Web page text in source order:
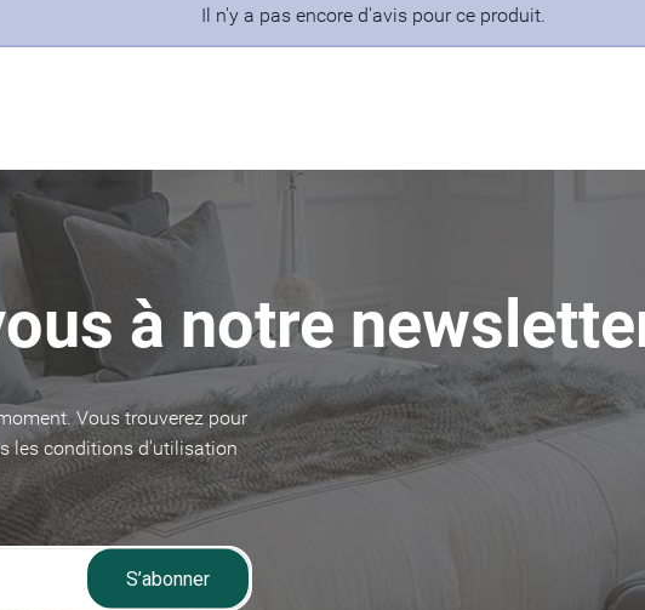
Il n'y a pas encore d'avis pour ce produit.
à notre
Vous trouverez pour
les conditions d'utilisation
S’abonner